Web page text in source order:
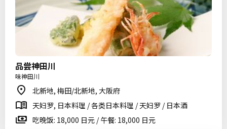
品尝神田川
味神田川
北新地, 梅田/北新地, 大阪府
天妇罗, 日本料理 / 各类日本料理 / 天妇罗 / 日本酒
吃晚饭: 18,000 日元 / 午餐: 18,000 日元